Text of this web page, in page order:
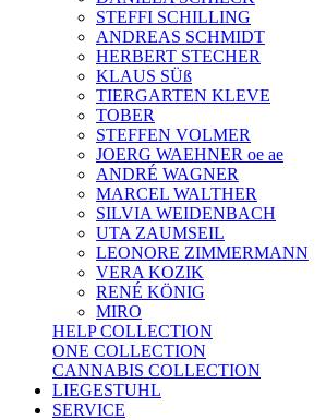
STEFFI SCHILLING
ANDREAS SCHMIDT
HERBERT STECHER
KLAUS SÜß
TIERGARTEN KLEVE
TOBER
STEFFEN VOLMER
JOERG WAEHNER oe ae
ANDRÉ WAGNER
MARCEL WALTHER
SILVIA WEIDENBACH
UTA ZAUMSEIL
LEONORE ZIMMERMANN
VERA KOZIK
RENÉ KÖNIG
MIRO
HELP COLLECTION
ONE COLLECTION
CANNABIS COLLECTION
LIEGESTUHL
SERVICE